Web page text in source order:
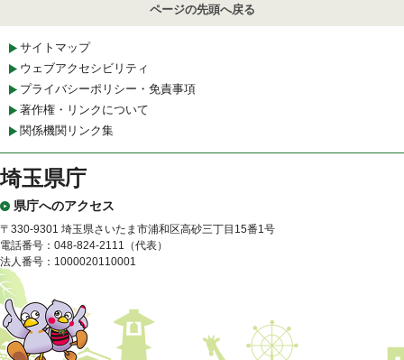
ページの先頭へ戻る
サイトマップ
ウェブアクセシビリティ
プライバシーポリシー・免責事項
著作権・リンクについて
関係機関リンク集
埼玉県庁
県庁へのアクセス
〒330-9301 埼玉県さいたま市浦和区高砂三丁目15番1号
電話番号：048-824-2111（代表）
法人番号：1000020110001